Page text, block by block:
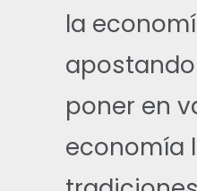
la
poner en
economía